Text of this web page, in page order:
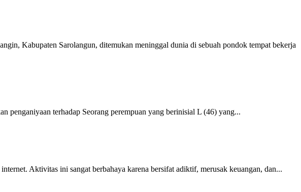
Kabupaten Sarolangun, ditemukan meninggal dunia di sebuah pondok tempat bekerja
terhadap Seorang perempuan yang berinisial L (46) yang...
Aktivitas ini sangat berbahaya karena bersifat adiktif, merusak keuangan, dan...